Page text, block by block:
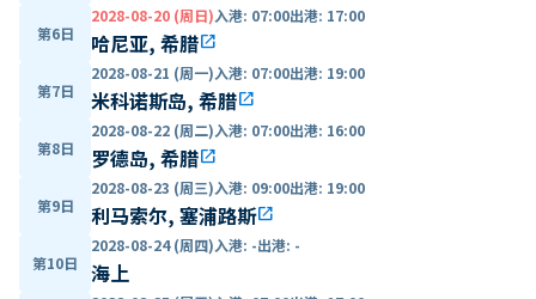
第6日
2028-08-20 (周日)入港: 07:00出港: 17:00
哈尼亚, 希腊open_in_new
第7日
2028-08-21 (周一)入港: 07:00出港: 19:00
米科诺斯岛, 希腊open_in_new
第8日
2028-08-22 (周二)入港: 07:00出港: 16:00
罗德岛, 希腊open_in_new
第9日
2028-08-23 (周三)入港: 09:00出港: 19:00
利马索尔, 塞浦路斯open_in_new
第10日
2028-08-24 (周四)入港: -出港: -
海上